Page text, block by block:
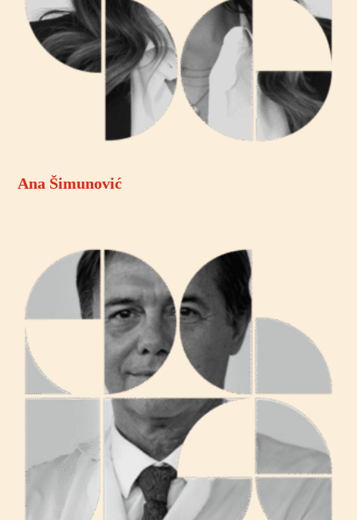
Ana Šimunović